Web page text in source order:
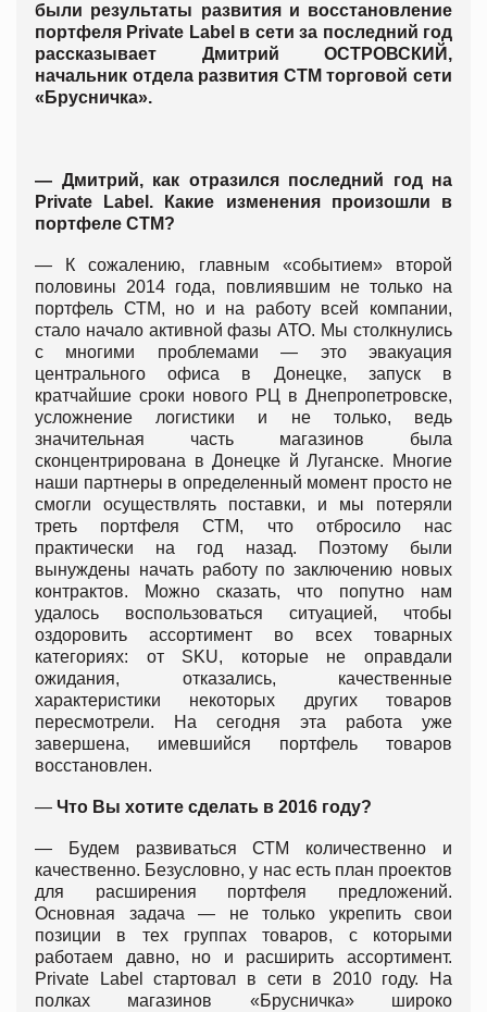
были результаты развития и восстановление
портфеля Private Label в сети за последний год
рассказывает Дмитрий ОСТРОВСКИЙ,
начальник отдела развития СТМ торговой сети
«Брусничка».
— Дмитрий, как отразился последний год на
Private Label. Какие изменения произошли в
портфеле СТМ?
— К сожалению, главным «событием» второй
половины 2014 года, повлиявшим не только на
портфель СТМ, но и на работу всей компании,
стало начало активной фазы АТО. Мы столкнулись
с многими проблемами — это эвакуация
центрального офиса в Донецке, запуск в
кратчайшие сроки нового РЦ в Днепропетровске,
усложнение логистики и не только, ведь
значительная часть магазинов была
сконцентрирована в Донецке й Луганске. Многие
наши партнеры в определенный момент просто не
смогли осуществлять поставки, и мы потеряли
треть портфеля СТМ, что отбросило нас
практически на год назад. Поэтому были
вынуждены начать работу по заключению новых
контрактов. Можно сказать, что попутно нам
удалось воспользоваться ситуацией, чтобы
оздоровить ассортимент во всех товарных
категориях: от SKU, которые не оправдали
ожидания, отказались, качественные
характеристики некоторых других товаров
пересмотрели. На сегодня эта работа уже
завершена, имевшийся портфель товаров
восстановлен.
— Что Вы хотите сделать в 2016 году?
— Будем развиваться СТМ количественно и
качественно. Безусловно, у нас есть план проектов
для расширения портфеля предложений.
Основная задача — не только укрепить свои
позиции в тех группах товаров, с которыми
работаем давно, но и расширить ассортимент.
Private Label стартовал в сети в 2010 году. На
полках магазинов «Брусничка» широко